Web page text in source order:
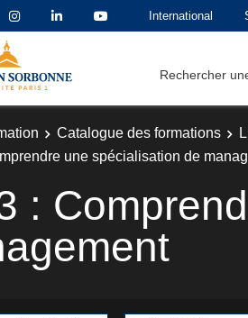
International
Rechercher
Catalogue des formations
une spécialisation de
: